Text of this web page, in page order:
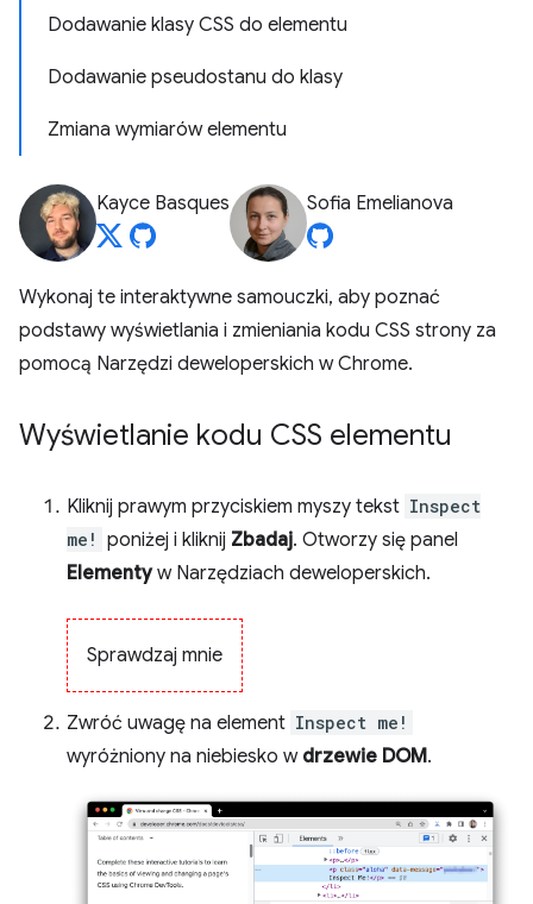
Dodawanie klasy CSS do elementu
Dodawanie pseudostanu do klasy
Zmiana wymiarów elementu
Kayce Basques Sofia Emelianova
Wykonaj te interaktywne samouczki, aby poznać
podstawy wyświetlania i zmieniania kodu CSS strony za
pomocą Narzędzi deweloperskich w Chrome.
Wyświetlanie kodu CSS elementu
Kliknij prawym przyciskiem myszy tekst Inspect
me! poniżej i kliknij Zbadaj. Otworzy się panel
Elementyw Narzędziach deweloperskich.
Sprawdzaj mnie
Zwróć uwagę na element Inspect me!
wyróżniony na niebiesko w drzewie DOM.